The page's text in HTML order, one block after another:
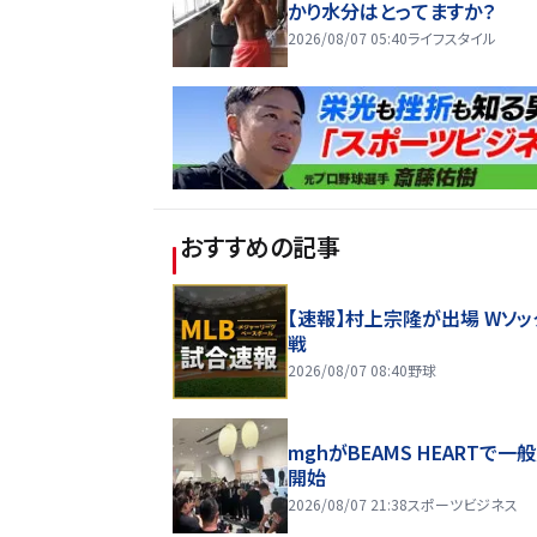
かり水分はとってますか？
2026/08/07 05:40ライフスタイル
おすすめの記事
【速報】村上宗隆が出場 Wソ
戦
2026/08/07 08:40野球
mghがBEAMS HEARTで一
開始
2026/08/07 21:38スポーツビジネス